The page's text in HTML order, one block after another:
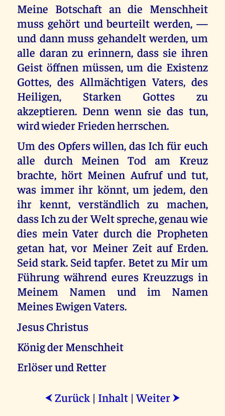
Meine Botschaft an die Menschheit
muss gehört und beurteilt werden, —
und dann muss gehandelt werden, um
alle daran zu erinnern, dass sie ihren
Geist öffnen müssen, um die Existenz
Gottes, des Allmächtigen Vaters, des
Heiligen, Starken Gottes zu
akzeptieren. Denn wenn sie das tun,
wird wieder Frieden herrschen.
Um des Opfers willen, das Ich für euch
alle durch Meinen Tod am Kreuz
brachte, hört Meinen Aufruf und tut,
was immer ihr könnt, um jedem, den
ihr kennt, verständlich zu machen,
dass Ich zu der Welt spreche, genau wie
dies mein Vater durch die Propheten
getan hat, vor Meiner Zeit auf Erden.
Seid stark. Seid tapfer. Betet zu Mir um
Führung während eures Kreuzzugs in
Meinem Namen und im Namen
Meines Ewigen Vaters.
Jesus Christus
König der Menschheit
Erlöser und Retter
⮜ Zurück | Inhalt |Weiter ⮞